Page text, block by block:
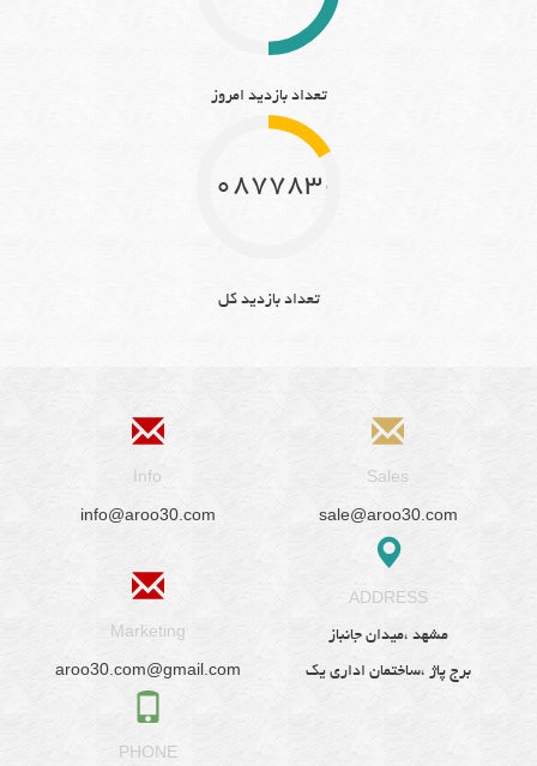
تعداد بازدید امروز
10877830
تعداد بازدید کل
Info
info@aroo30.com
Sales
sale@aroo30.com
Marketing
aroo30.com@gmail.com
ADDRESS
مشهد ،میدان جانباز
برج پاژ ،ساختمان اداری یک
PHONE